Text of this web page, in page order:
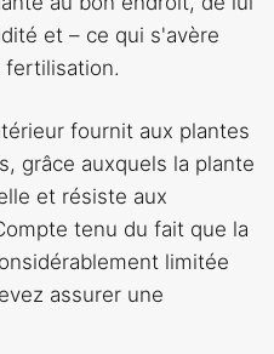
et – ce qui s'avère
fertilisation.
fournit aux plantes
grâce auxquels la plante
et résiste aux
tenu du fait que la
limitée
assurer une